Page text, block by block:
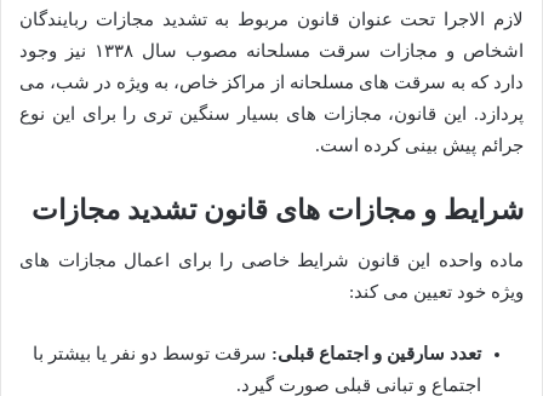
لازم الاجرا تحت عنوان قانون مربوط به تشدید مجازات ربایندگان
اشخاص و مجازات سرقت مسلحانه مصوب سال ۱۳۳۸ نیز وجود
دارد که به سرقت های مسلحانه از مراکز خاص، به ویژه در شب، می
پردازد. این قانون، مجازات های بسیار سنگین تری را برای این نوع
جرائم پیش بینی کرده است.
شرایط و مجازات های قانون تشدید مجازات
ماده واحده این قانون شرایط خاصی را برای اعمال مجازات های
ویژه خود تعیین می کند:
تعدد سارقین و اجتماع قبلی: سرقت توسط دو نفر یا بیشتر با
اجتماع و تبانی قبلی صورت گیرد.